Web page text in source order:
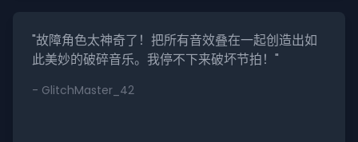
"故障角色太神奇了！把所有音效叠在一起创造出如
此美妙的破碎音乐。我停不下来破坏节拍！"
- GlitchMaster_42